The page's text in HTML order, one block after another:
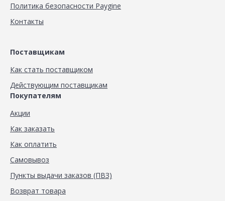
Политика безопасности Paygine
Контакты
Поставщикам
Как стать поставщиком
Действующим поставщикам
Покупателям
Акции
Как заказать
Как оплатить
Самовывоз
Пункты выдачи заказов (ПВЗ)
Возврат товара